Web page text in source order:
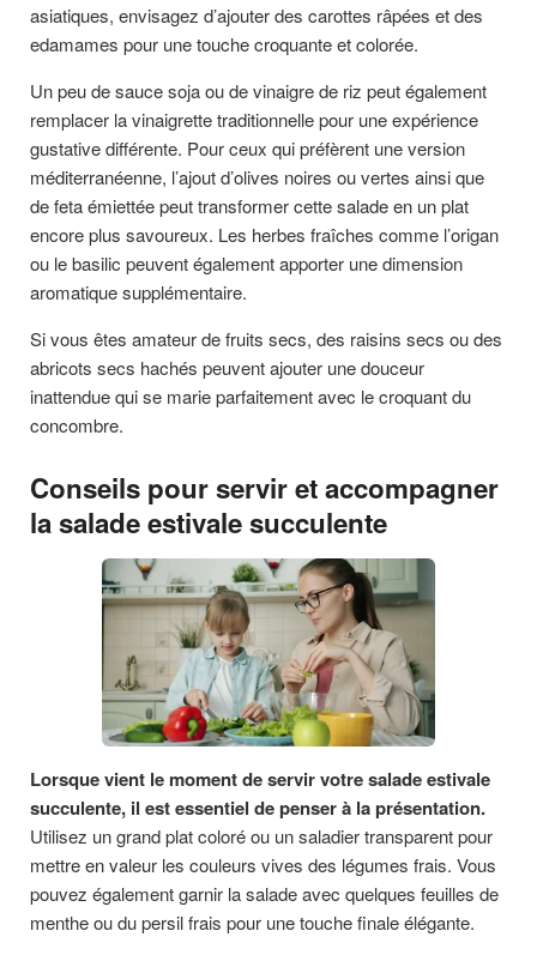
asiatiques, envisagez d’ajouter des carottes râpées et des
edamames pour une touche croquante et colorée.
Un peu de sauce soja ou de vinaigre de riz peut également
remplacer la vinaigrette traditionnelle pour une expérience
gustative différente. Pour ceux qui préfèrent une version
méditerranéenne, l’ajout d’olives noires ou vertes ainsi que
de feta émiettée peut transformer cette salade en un plat
encore plus savoureux. Les herbes fraîches comme l’origan
ou le basilic peuvent également apporter une dimension
aromatique supplémentaire.
Si vous êtes amateur de fruits secs, des raisins secs ou des
abricots secs hachés peuvent ajouter une douceur
inattendue qui se marie parfaitement avec le croquant du
concombre.
Conseils pour servir et accompagner
la salade estivale succulente
Lorsque vient le moment de servir votre salade estivale
succulente, il est essentiel de penser à la présentation.
Utilisez un grand plat coloré ou un saladier transparent pour
mettre en valeur les couleurs vives des légumes frais. Vous
pouvez également garnir la salade avec quelques feuilles de
menthe ou du persil frais pour une touche finale élégante.